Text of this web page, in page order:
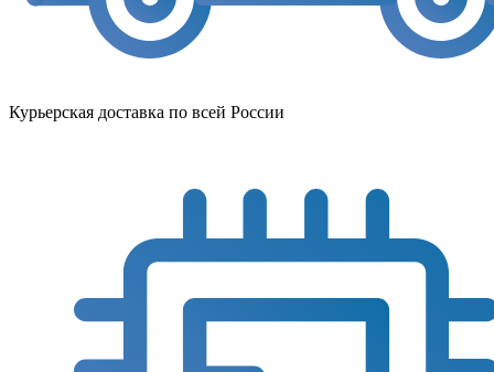
Курьерская доставка по всей России